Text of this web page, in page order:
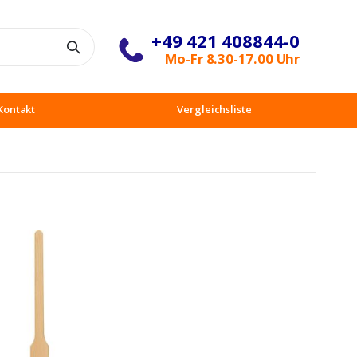
+49 421 408844-0
Mo-Fr 8.30-17.00 Uhr
Vergleichsliste